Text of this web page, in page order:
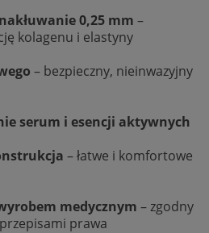
0,25 mm –
kolagenu i elastyny
– bezpieczny, nieinwazyjny
serum i esencji aktywnych
– łatwe i komfortowe
medycznym – zgodny
prawa